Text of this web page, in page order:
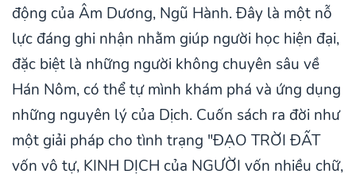
động của Âm Dương, Ngũ Hành. Đây là một nỗ
lực đáng ghi nhận nhằm giúp người học hiện đại,
đặc biệt là những người không chuyên sâu về
Hán Nôm, có thể tự mình khám phá và ứng dụng
những nguyên lý của Dịch. Cuốn sách ra đời như
một giải pháp cho tình trạng "ĐẠO TRỜI ĐẤT
vốn vô tự, KINH DỊCH của NGƯỜI vốn nhiều chữ,